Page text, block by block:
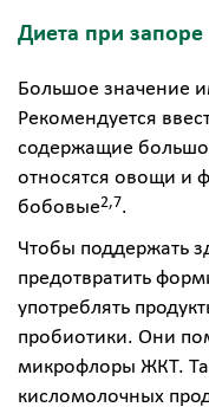
Диета при запоре
Большое значение
Рекомендуется
содержащие
относятся овощи и
бобовые2,7.
Чтобы поддержать
предотвратить
употреблять
пробиотики. Они
микрофлоры ЖКТ.
кисломолочных